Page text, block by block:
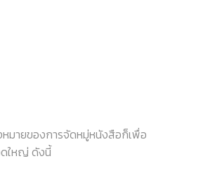
มายของการจัดหมู่หนังสือก็เพื่อ
ดใหญ่ ดังนี้